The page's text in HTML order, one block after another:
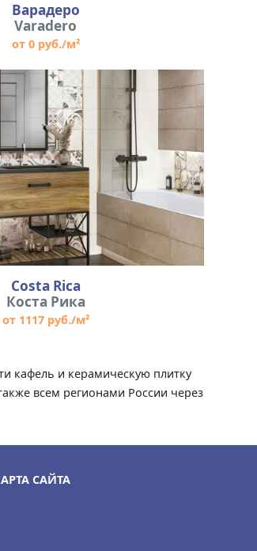
Варадеро
Varadero
от 0 руб./м²
Costa Rica
Коста Рика
от 1117 руб./м²
кафель и керамическую плитку
всем регионами России через
САЙТА